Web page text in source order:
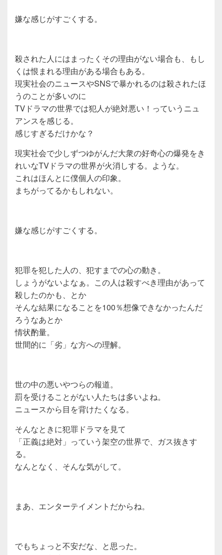
嫌な感じがすごくする。
殺された人にはまったくその理由がない場合も、もし
くは恨まれる理由がある場合もある。
現実社会のニュースやSNSで暴かれるのは殺されたほ
うのことが多いのに
TVドラマの世界では犯人が絶対悪い！っていうニュ
アンスを感じる。
感じすぎるだけかな？
現実社会で少しずつゆがんだ大衆の好奇心の爆発をき
れいなTVドラマの世界が火消しする。ような。
これはほんとに僕個人の印象。
まちがってるかもしれない。
嫌な感じがすごくする。
犯罪を犯した人の、犯すまでの心の動き。
しょうがないよなぁ。この人は殺すべき理由があって
殺したのかも、とか
そんな結果になることを100％想像できなかったんだ
ろうなあとか
情状酌量。
世間的に「劣」な方への理解。
世の中の悪いやつらの報道。
罰を受けることがない人たちは多いよね。
ニュースから目を背けたくなる。
そんなときに犯罪ドラマを見て
「正義は絶対」っていう架空の世界で、ガス抜きす
る。
なんとなく、そんな気がして。
まあ、エンターテイメントだからね。
でもちょっと不安だな、と思った。